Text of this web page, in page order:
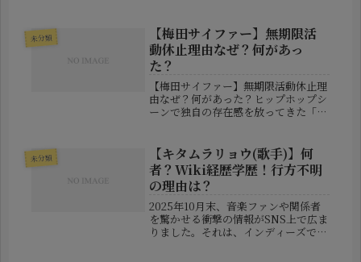
を集めました。それは、木村拓哉さん
との関係をめぐるトーク中に飛び出
し...
未分類
【梅田サイファー】無期限活
動休止理由なぜ？何があっ
た？
【梅田サイファー】無期限活動休止理
由なぜ？何があった？ヒップホップシ
ーンで独自の存在感を放ってきた「梅
と発表し、多くのファンに衝撃が広が
っています。大阪・梅田の路上から
ス...
未分類
【キタムラリョウ(歌手)】何
者？Wiki経歴学歴！行方不明
の理由は？
2025年10月末、音楽ファンや関係者
を驚かせる衝撃の情報がSNS上で広ま
りました。それは、インディーズで活